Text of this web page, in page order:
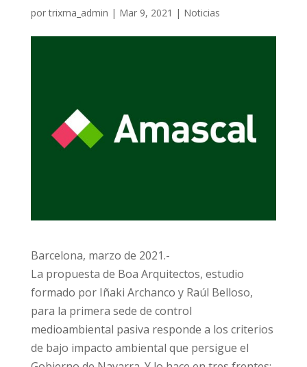
portrixma_admin | Mar 9, 2021 | Noticias
Barcelona, marzo de 2021.-
La propuesta de Boa Arquitectos, estudio
formado por Iñaki Archanco y Raúl Belloso,
para la primera sede de control
medioambiental pasiva responde a los criterios
de bajo impacto ambiental que persigue el